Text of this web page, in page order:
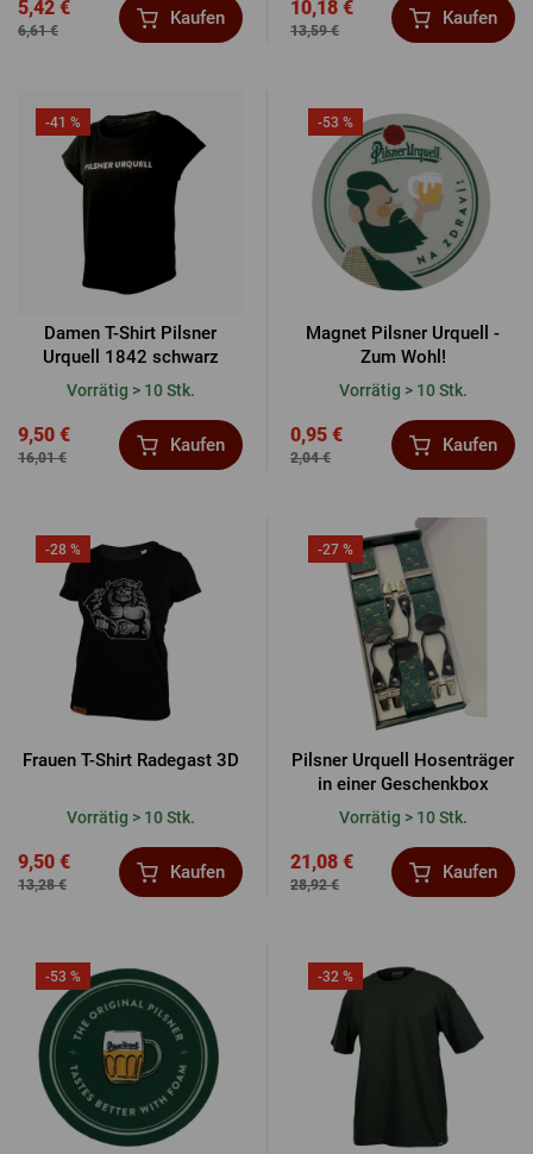
6,61 €
5,42 € Kaufen
13,59 €
10,18 € Kaufen
-41 %
Damen T-Shirt Pilsner
Urquell 1842 schwarz
Vorrätig > 10 Stk.
16,01 €
9,50 € Kaufen
-53 %
Magnet Pilsner Urquell -
Zum Wohl!
Vorrätig > 10 Stk.
2,04 €
0,95 € Kaufen
-28 %
Frauen T-Shirt Radegast 3D
Vorrätig > 10 Stk.
13,28 €
9,50 € Kaufen
-27 %
Pilsner Urquell Hosenträger
in einer Geschenkbox
Vorrätig > 10 Stk.
28,92 €
21,08 € Kaufen
-53 % -32 %